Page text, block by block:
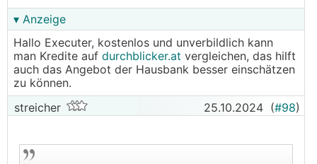
▾ Anzeige
Hallo Executer, kostenlos und unverbildlich kann
man Kredite auf durchblicker.at vergleichen, das hilft
auch das Angebot der Hausbank besser einschätzen
zu können.
streicher
25.10.2024 (#98)